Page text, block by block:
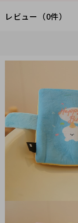
レビュー（0件）